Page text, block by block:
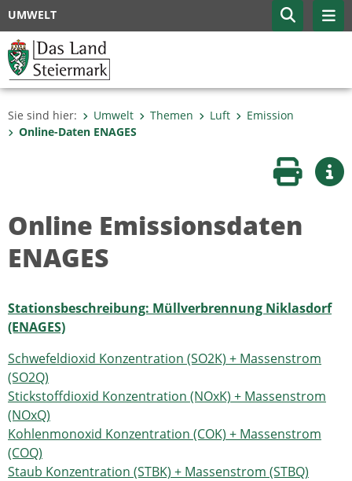
UMWELT
Sie sind hier: Umwelt Themen Luft
Emission
Online-Daten ENAGES
Seite
Online Emissionsdaten
ENAGES
Stationsbeschreibung: Müllverbrennung Niklasdorf
(ENAGES)
Schwefeldioxid Konzentration (SO2K) + Massenstrom
(SO2Q)
Stickstoffdioxid Konzentration (NOxK) + Massenstrom
(NOxQ)
Kohlenmonoxid Konzentration (COK) + Massenstrom
(COQ)
Staub Konzentration (STBK) + Massenstrom (STBQ)